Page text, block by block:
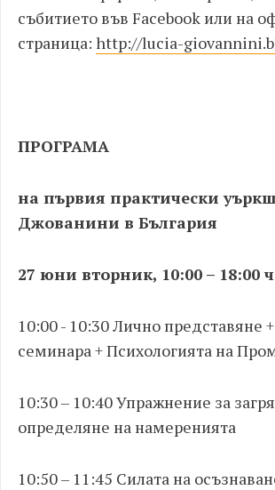
събитието във Facebook или на
страница: http://lucia-
ПРОГРАМА
на първия практически
Джованини в България
27 юни вторник, 10:00 – 18:00
10:00 - 10:30 Лично представяне
семинара + Психологията на
10:30 – 10:40 Упражнение за
определяне на намеренията
10:50 – 11:45 Силата на